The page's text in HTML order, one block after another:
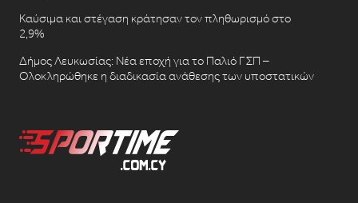
Καύσιμα και στέγαση κράτησαν τον πληθωρισμό στο
2,9%
Δήμος Λευκωσίας: Νέα εποχή για το Παλιό ΓΣΠ –
Ολοκληρώθηκε η διαδικασία ανάθεσης των υποστατικών